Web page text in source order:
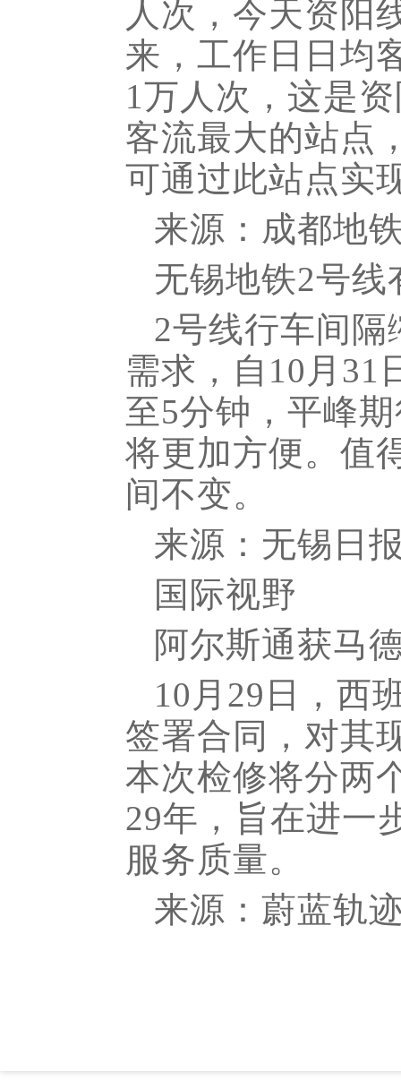
人次，今天资阳
来，工作日日均
1万人次，这是
客流最大的站点
可通过此站点实
来源：成都地
无锡地铁2号线
2号线行车间
需求，自10月31
至5分钟，平峰
将更加方便。值
间不变。
来源：无锡日
国际视野
阿尔斯通获马
10月29日，西
签署合同，对其
本次检修将分两
29年，旨在进一
服务质量。
来源：蔚蓝轨